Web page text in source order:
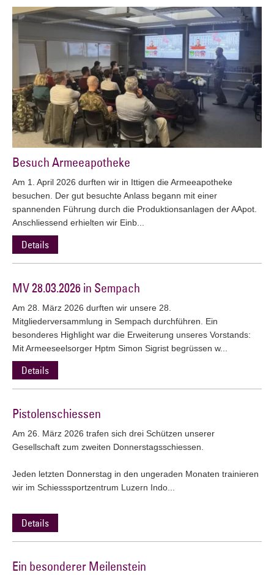
Besuch Armeeapotheke
Am 1. April 2026 durften wir in Ittigen die Armeeapotheke
besuchen. Der gut besuchte Anlass begann mit einer
spannenden Führung durch die Produktionsanlagen der AApot.
Anschliessend erhielten wir Einb...
Details
MV 28.03.2026 in Sempach
Am 28. März 2026 durften wir unsere 28.
Mitgliederversammlung in Sempach durchführen. Ein
besonderes Highlight war die Erweiterung unseres Vorstands:
Mit Armeeseelsorger Hptm Simon Sigrist begrüssen w...
Details
Pistolenschiessen
Am 26. März 2026 trafen sich drei Schützen unserer
Gesellschaft zum zweiten Donnerstagsschiessen.
Jeden letzten Donnerstag in den ungeraden Monaten trainieren
wir im Schiesssportzentrum Luzern Indo...
Details
Ein besonderer Meilenstein